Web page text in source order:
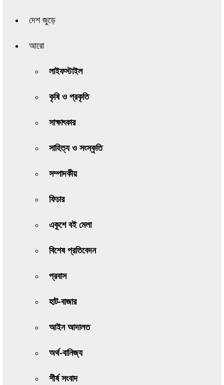
দেশ জুড়ে
আরো
লাইফস্টাইল
কৃষি ও প্রকৃতি
সাক্ষাৎকার
সাহিত্য ও সংস্কৃতি
সম্পাদকীয়
ফিচার
একুশে বই মেলা
বিশেষ প্রতিবেদন
প্রবাস
হাট-বাজার
আইন আদালত
অর্থ-বানিজ্য
শীর্ষ সংবাদ